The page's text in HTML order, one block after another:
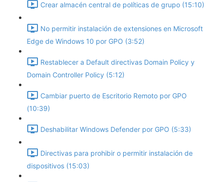
Crear almacén central de políticas de grupo (15:10)
No permitir instalación de extensiones en Microsoft
Edge de Windows 10 por GPO (3:52)
Restablecer a Default directivas Domain Policy y
Domain Controller Policy (5:12)
Cambiar puerto de Escritorio Remoto por GPO
(10:39)
Deshabilitar Windows Defender por GPO (5:33)
Directivas para prohibir o permitir instalación de
dispositivos (15:03)